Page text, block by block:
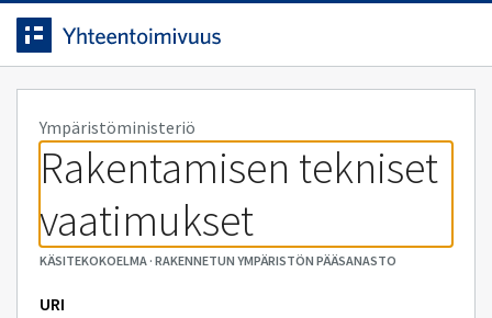
Siirrytty
sivulle
Siirry suoraan sisältöön.
Ympäristöministeriö
Rakentamisen tekniset
vaatimukset
KÄSITEKOKOELMA· RAKENNETUN YMPÄRISTÖN PÄÄSANASTO
URI